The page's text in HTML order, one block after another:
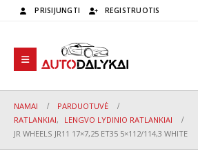
PRISIJUNGTI REGISTRUOTIS
NAMAI
PARDUOTUVĖ
RATLANKIAI,
LENGVO LYDINIO RATLANKIAI
JR WHEELS JR11 17×7,25 ET35 5×112/114,3 WHITE